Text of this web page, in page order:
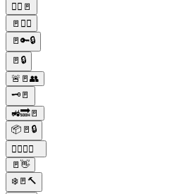
🚶‍♂️🚪
🚪🏃‍♀️
🚪🔑🔒
🚪🔒
🚨🚪👥
🗝️🚪
🚜🔜🚪
📦🚪🔒
🕵️‍♂️🔎🚪
🚪👋
❄️🚪🔨